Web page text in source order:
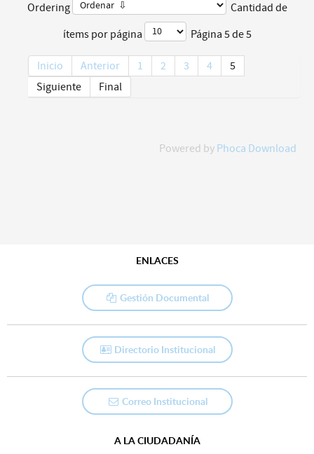
Ordering Cantidad de
ítems por página Página 5 de 5
Inicio Anterior 1 2 3 4
5
Siguiente
Final
Powered by Phoca Download
ENLACES
Gestión Documental
Directorio Institucional
Correo Institucional
A LA CIUDADANÍA